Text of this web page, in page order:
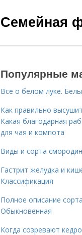
Семейная
Популярные
Все о белом луке.
Как правильно
Какая благодарная
для чая и компота
Виды и сорта
Гастрит желудка и
Классификация
Полное описание
Обыкновенная
Когда созревают